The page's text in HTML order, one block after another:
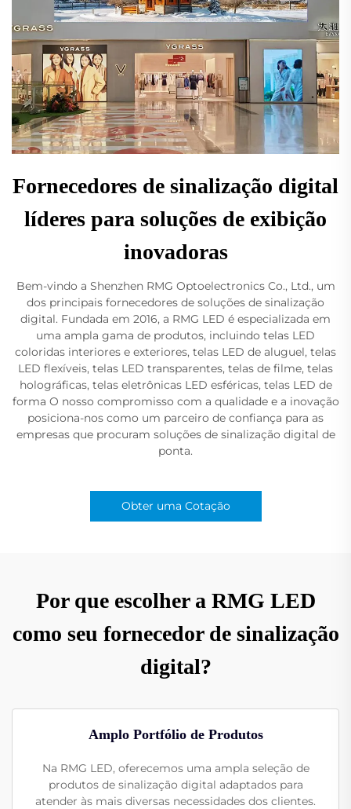
Fornecedores de sinalização digital
líderes para soluções de exibição
inovadoras
Bem-vindo a Shenzhen RMG Optoelectronics Co., Ltd., um
dos principais fornecedores de soluções de sinalização
digital. Fundada em 2016, a RMG LED é especializada em
uma ampla gama de produtos, incluindo telas LED
coloridas interiores e exteriores, telas LED de aluguel, telas
LED flexíveis, telas LED transparentes, telas de filme, telas
holográficas, telas eletrônicas LED esféricas, telas LED de
forma O nosso compromisso com a qualidade e a inovação
posiciona-nos como um parceiro de confiança para as
empresas que procuram soluções de sinalização digital de
ponta.
Obter uma Cotação
Por que escolher a RMG LED
como seu fornecedor de sinalização
digital?
Amplo Portfólio de Produtos
Na RMG LED, oferecemos uma ampla seleção de
produtos de sinalização digital adaptados para
atender às mais diversas necessidades dos clientes.